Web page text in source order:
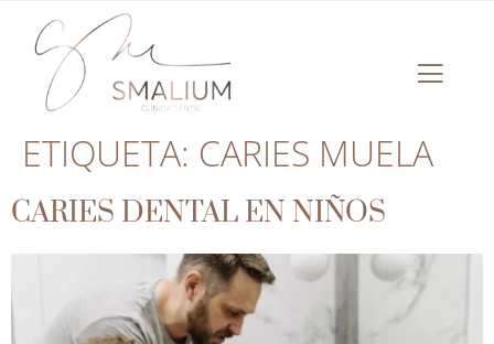
ETIQUETA: CARIES MUELA
CARIES DENTAL EN NIÑOS